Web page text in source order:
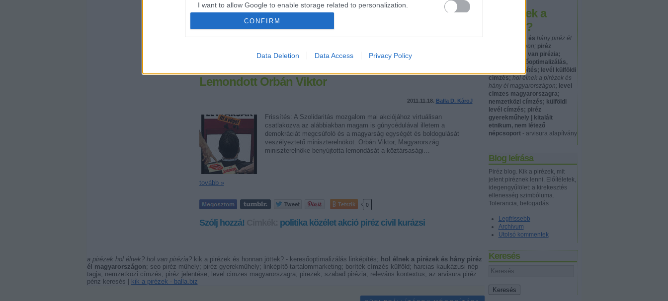
I want to allow Google to enable storage related to personalization.
I want to allow Google to enable storage related to security, including
authentication functionality and fraud prevention, and other user protection.
CONFIRM
Data Deletion Data Access Privacy Policy
Hol élnek a
pirézek?
honnan jöttek és hány piréz él
Magyarországon;piréz
jelentése; hol van pirézia;
google keresőoptimalizálás,
kreatív linképítés; levél külföldi
címzés; hol élnek a pirézek és
hány él magyarországon;level
cimzes magyarorszagra;
nemzetközi címzés; külföldi
levél címzés; piréz
gyerekműhely | kitalált
etnikum, nem létező
népcsoport - arvisura alapítvány
Blog leírása
Piréz blog. Kik a pirézek, mit
jelent piréznek lenni. Előítéletek,
idegengyűlölet: a kirekesztés
ellenesség szimbóluma.
Tolerancia, befogadás
Legfrissebb
Archívum
Utolsó kommentek
Keresés
Tetszik
1komment·1trackbackCímkék:politika
tiltakozás civil kurázsi
Lemondott Orbán Viktor
2011.11.18. Balla D. KároJ
Frissítés: A Szolidaritás mozgalom mai akciójához virtuálisan
csatlakozva az alábbiakban magam is gúnycédulával illetem a
demokráciát megcsúfoló és a magyarság egységét és boldogulását
veszélyeztető miniszterelnököt. Orbán Viktor, Magyarország
miniszterelnöke benyújtotta lemondását a köztársasági…
tovább »
Tetszik 0
Szólj hozzá! politika közélet akció piréz civil kurázsi
a pirézek hol élnek? hol van pirézia?kik a pirézek és honnan jöttek? - keresőoptimalizálás linképítés; hol élnek a pirézek és hány piréz
él magyarországon; seo piréz műhely; piréz gyerekműhely; linképítő tartalommarketing; boríték címzés külföld; harcias kaukázusi nép
tagja; nemzetközi címzés; piréz jelentése; level cimzes magyarorszagra; pirezek; szabad pirézia; releváns kontextus; az arvisura piréz
pénz keresés |
kik a pirézek - balla.biz